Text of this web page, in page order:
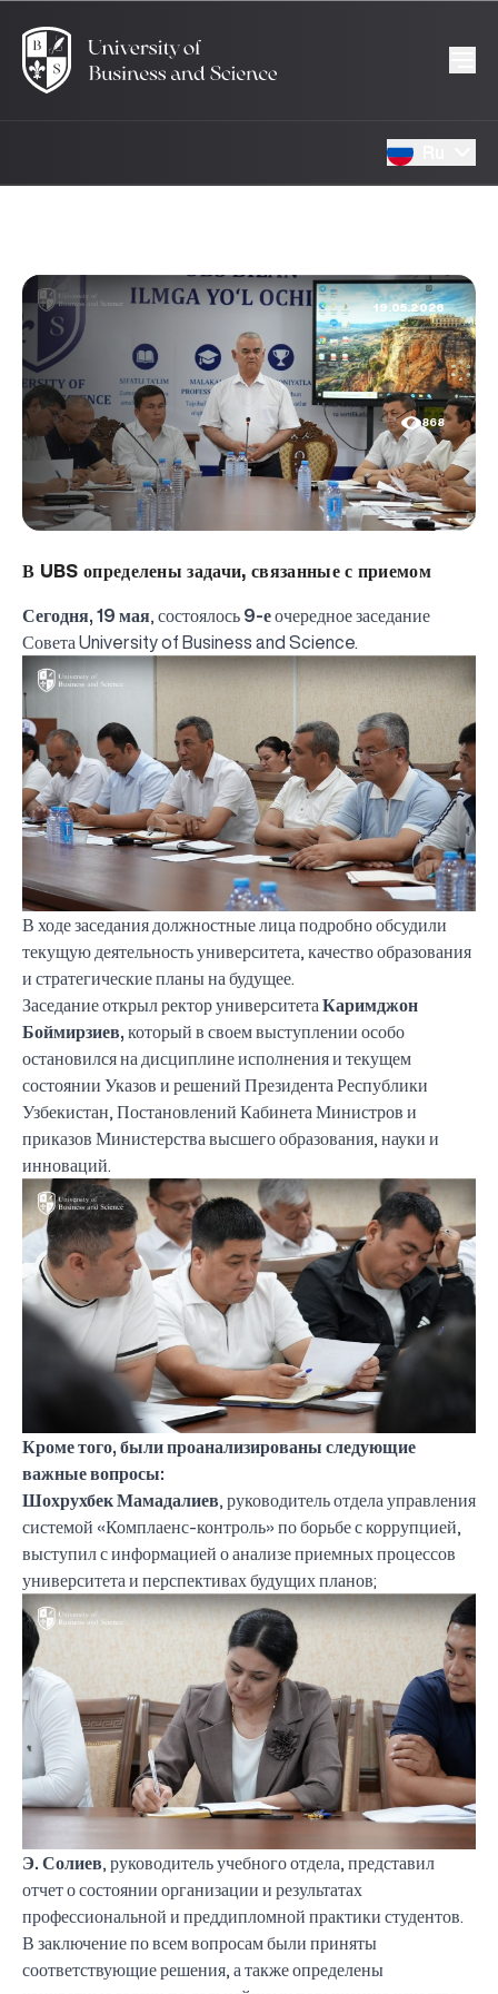
19.05.2026
868
В UBS определены задачи, связанные с приемом
Сегодня, 19 мая , состоялось 9-еочередное заседание
Совета University of Business and Science.
В ходе заседания должностные лица подробно обсудили
текущую деятельность университета, качество образования
и стратегические планы на будущее.
Заседание открыл ректор университета Каримджон
Боймирзиев, который в своем выступлении особо
остановился на дисциплине исполнения и текущем
состоянии Указов и решений Президента Республики
Узбекистан, Постановлений Кабинета Министров и
приказов Министерства высшего образования, науки и
инноваций.
Кроме того, были проанализированы следующие
важные вопросы:
Шохрухбек Мамадалиев, руководитель отдела управления
системой «Комплаенс-контроль» по борьбе с коррупцией,
выступил с информацией о анализе приемных процессов
университета и перспективах будущих планов;
Э. Солиев, руководитель учебного отдела, представил
отчет о состоянии организации и результатах
профессиональной и преддипломной практики студентов.
В заключение по всем вопросам были приняты
соответствующие решения, а также определены